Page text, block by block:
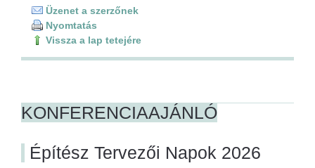
Üzenet a szerzőnek
Nyomtatás
Vissza a lap tetejére
KONFERENCIAAJÁNLÓ
Építész Tervezői Napok 2026